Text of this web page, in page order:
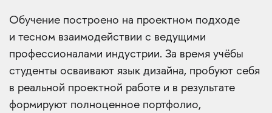
Обучение построено на проектном подходе
и тесном взаимодействии с ведущими
профессионалами индустрии. За время учёбы
студенты осваивают язык дизайна, пробуют себя
в реальной проектной работе и в результате
формируют полноценное портфолио,